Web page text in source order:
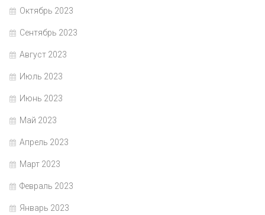
Октябрь 2023
Сентябрь 2023
Август 2023
Июль 2023
Июнь 2023
Май 2023
Апрель 2023
Март 2023
Февраль 2023
Январь 2023